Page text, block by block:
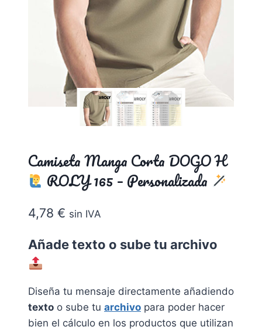
Camiseta Manga Corta DOGO H
ROLY 165 – Personalizada
4,78 € sin IVA
Añade texto o sube tu archivo
Diseña tu mensaje directamente añadiendo
texto o sube tu archivo para poder hacer
bien el cálculo en los productos que utilizan